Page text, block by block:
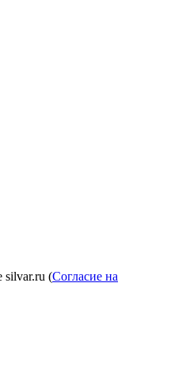
silvar.ru (Согласие на